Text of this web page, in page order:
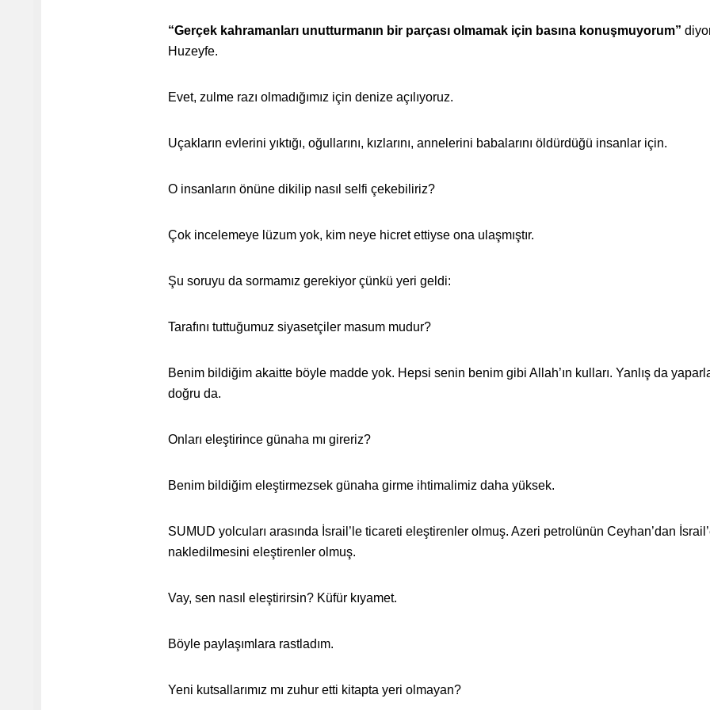
“Gerçek kahramanları unutturmanın bir parçası olmamak için basına konuşmuyorum”
Huzeyfe.
Evet, zulme razı olmadığımız için denize açılıyoruz.
Uçakların evlerini yıktığı, oğullarını, kızlarını, annelerini babalarını öldürdüğü insanlar için.
O insanların önüne dikilip nasıl selfi çekebiliriz?
Çok incelemeye lüzum yok, kim neye hicret ettiyse ona ulaşmıştır.
Şu soruyu da sormamız gerekiyor çünkü yeri geldi:
Tarafını tuttuğumuz siyasetçiler masum mudur?
Benim bildiğim akaitte böyle madde yok. Hepsi senin benim gibi Allah’ın kulları. Yanlış da
doğru da.
Onları eleştirince günaha mı gireriz?
Benim bildiğim eleştirmezsek günaha girme ihtimalimiz daha yüksek.
SUMUD yolcuları arasında İsrail’le ticareti eleştirenler olmuş. Azeri petrolünün Ceyhan’dan
nakledilmesini eleştirenler olmuş.
Vay, sen nasıl eleştirirsin? Küfür kıyamet.
Böyle paylaşımlara rastladım.
Yeni kutsallarımız mı zuhur etti kitapta yeri olmayan?